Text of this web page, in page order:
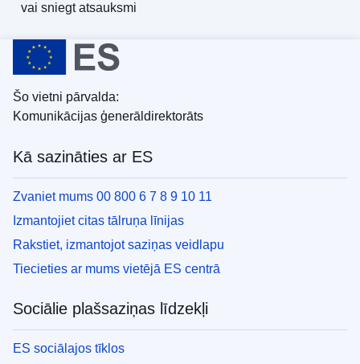
vai sniegt atsauksmi
Šo vietni pārvalda:
Komunikācijas ģenerāldirektorāts
Kā sazināties ar ES
Zvaniet mums 00 800 6 7 8 9 10 11
Izmantojiet citas tālruņa līnijas
Rakstiet, izmantojot saziņas veidlapu
Tiecieties ar mums vietējā ES centrā
Sociālie plašsaziņas līdzekļi
ES sociālajos tīklos